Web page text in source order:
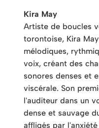
Kira May
Artiste de boucles
torontoise, Kira
mélodiques,
voix, créant des
sonores denses et
viscérale. Son
l'auditeur dans un
dense et sauvage
affligés par